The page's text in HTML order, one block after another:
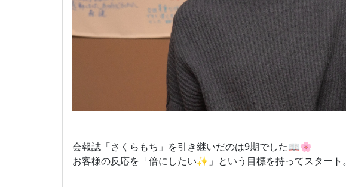
会報誌「さくらもち」を引き継いだのは9期でした📖🌸
お客様の反応を「倍にしたい✨」という目標を持ってスタート。